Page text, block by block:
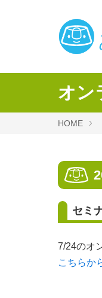
オン
HOME
セミ
7/24のオ
こちらか